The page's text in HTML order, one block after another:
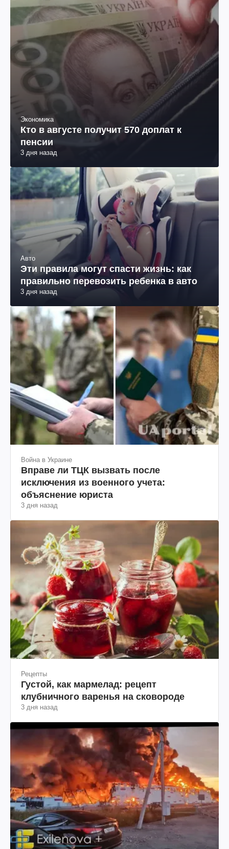
Экономика
Кто в августе получит 570 доплат к
пенсии
3 дня назад
Авто
Эти правила могут спасти жизнь: как
правильно перевозить ребенка в авто
3 дня назад
Война в Украине
Вправе ли ТЦК вызвать после
исключения из военного учета:
объяснение юриста
3 дня назад
Рецепты
Густой, как мармелад: рецепт
клубничного варенья на сковороде
3 дня назад